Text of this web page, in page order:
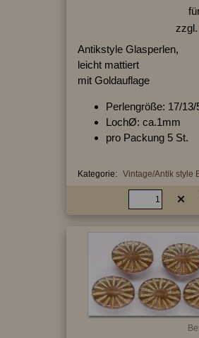
zzgl.
Antikstyle Glasperlen,
leicht mattiert
mit Goldauflage
Perlengröße: 17/
LochØ: ca.1mm
pro Packung 5 St.
Kategorie: Vintage/Antik style